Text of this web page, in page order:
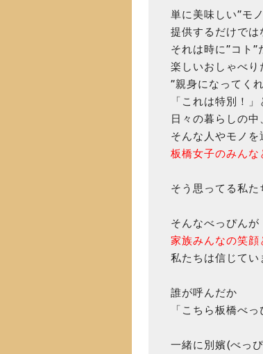
単に美味しい”モ
提供するだけでは
それは時に”コト”
楽しいおしゃべり
”親身になってく
「これは特別！
日々の暮らしの中
そんな人やモノを
板橋女子のみんな
そう思ってる私た
そんなべっぴんが
家族みんなの笑顔
私たちは信じてい
誰が呼んだか
「こちら板橋べっ
一緒に別嬪(べっ